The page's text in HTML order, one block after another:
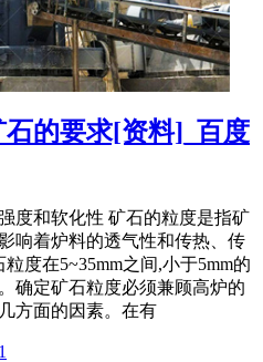
的要求[资料]_百度
度和软化性 矿石的粒度是指矿
响着炉料的透气性和传热、传
度在5~35mm之间,小于5mm的
确定矿石粒度必须兼顾高炉的
方面的因素。在有